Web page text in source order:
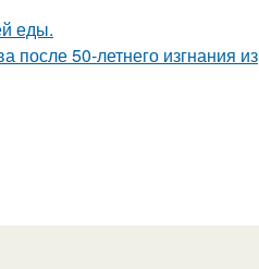
еды.
после 50-летнего изгнания из